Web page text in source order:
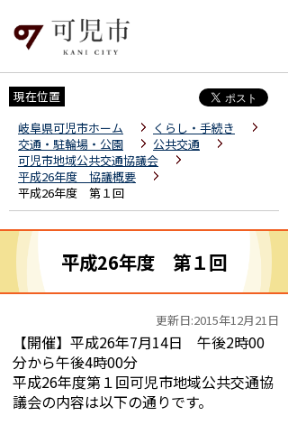
現在位置
岐阜県可児市ホーム
くらし・手続き
交通・駐輪場・公園
公共交通
可児市地域公共交通協議会
平成26年度 協議概要
平成26年度 第１回
平成26年度 第１回
更新日:2015年12月21日
【開催】平成26年7月14日 午後2時00
分から午後4時00分
平成26年度第１回可児市地域公共交通協
議会の内容は以下の通りです。